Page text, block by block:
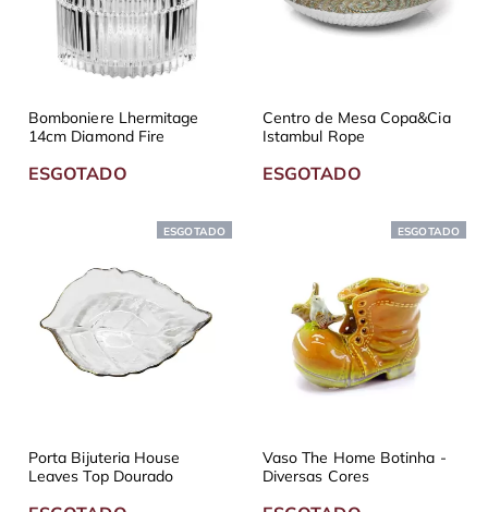
Bomboniere Lhermitage
14cm Diamond Fire
ESGOTADO
Centro de Mesa Copa&Cia
Istambul Rope
ESGOTADO
ESGOTADO
Porta Bijuteria House
Leaves Top Dourado
ESGOTADO
Vaso The Home Botinha -
Diversas Cores